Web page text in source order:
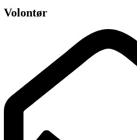
Volontør